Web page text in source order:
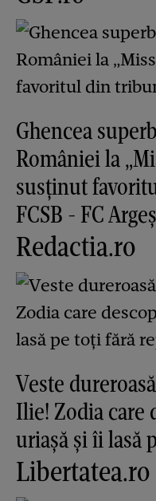
Ghencea
României la
susținut
FCSB - FC Argeș
Redactia.ro
Veste
Ilie! Zodia care
uriașă și îi lasă
Libertatea.ro